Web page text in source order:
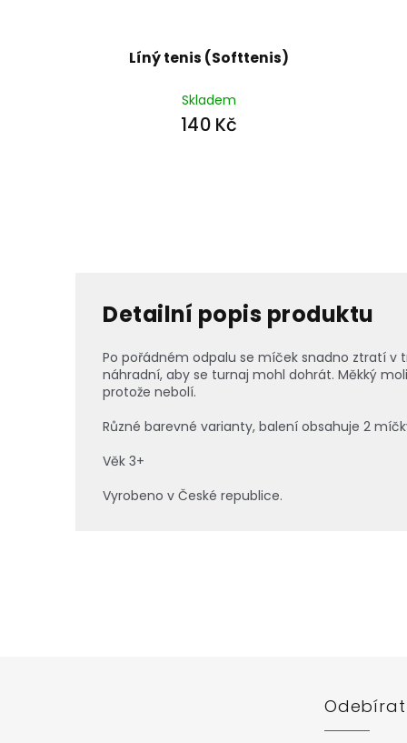
Líný tenis (Softtenis)
Skladem
140 Kč
Detailní popis produktu
Po pořádném odpalu se míček snadno ztratí
náhradní, aby se turnaj mohl dohrát. Měkký
protože nebolí.
Různé barevné varianty, balení obsahuje 2
Věk 3+
Vyrobeno v České republice.